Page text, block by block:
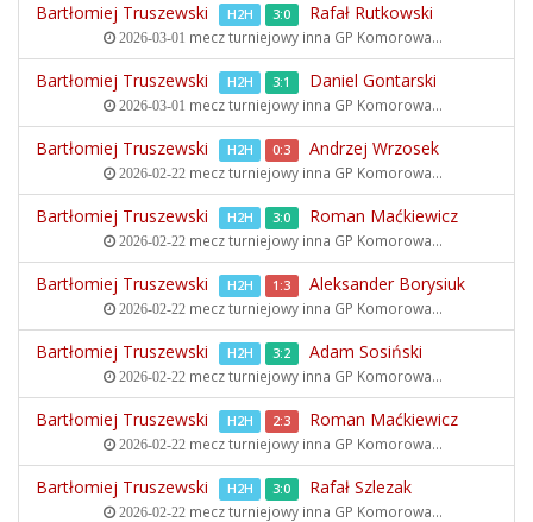
Bartłomiej Truszewski H2H 3:0 Rafał Rutkowski
2026-03-01 mecz turniejowy inna GP Komorowa...
Bartłomiej Truszewski H2H 3:1 Daniel Gontarski
2026-03-01 mecz turniejowy inna GP Komorowa...
Bartłomiej Truszewski H2H 0:3 Andrzej Wrzosek
2026-02-22 mecz turniejowy inna GP Komorowa...
Bartłomiej Truszewski H2H 3:0 Roman Maćkiewicz
2026-02-22 mecz turniejowy inna GP Komorowa...
Bartłomiej Truszewski H2H 1:3 Aleksander Borysiuk
2026-02-22 mecz turniejowy inna GP Komorowa...
Bartłomiej Truszewski H2H 3:2 Adam Sosiński
2026-02-22 mecz turniejowy inna GP Komorowa...
Bartłomiej Truszewski H2H 2:3 Roman Maćkiewicz
2026-02-22 mecz turniejowy inna GP Komorowa...
Bartłomiej Truszewski H2H 3:0 Rafał Szlezak
2026-02-22 mecz turniejowy inna GP Komorowa...